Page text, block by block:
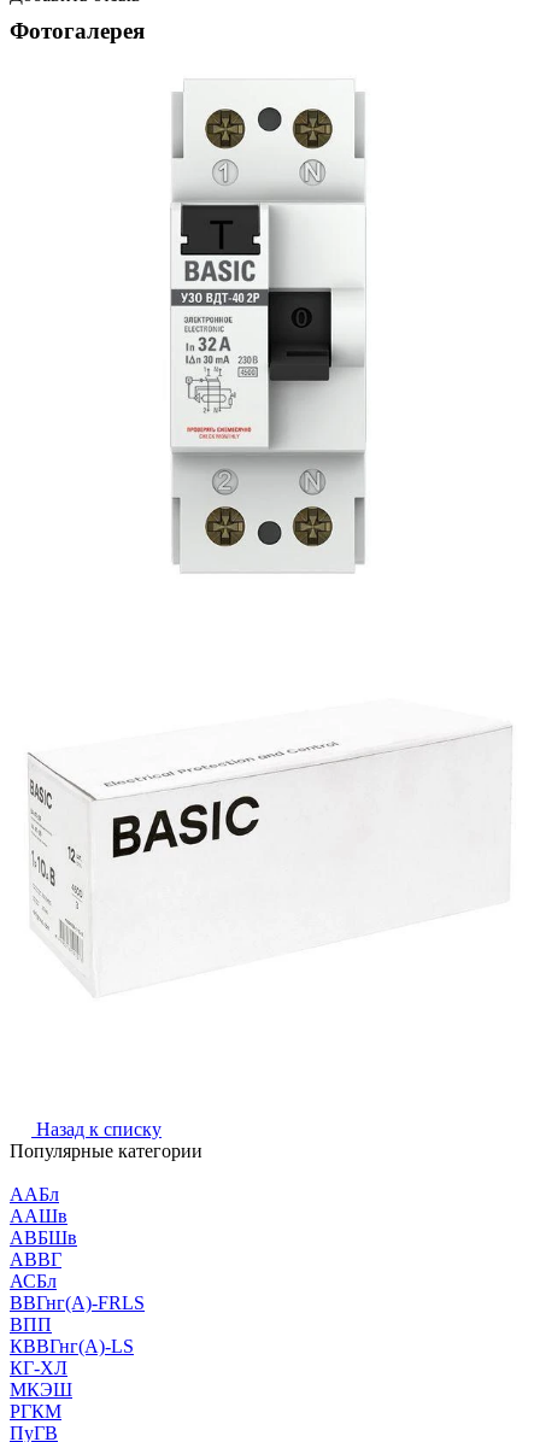
Фотогалерея
Назад к списку
Популярные категории
ААБл
ААШв
АВБШв
АВВГ
АСБл
ВВГнг(А)-FRLS
ВПП
КВВГнг(А)-LS
КГ-ХЛ
МКЭШ
РГКМ
ПуГВ